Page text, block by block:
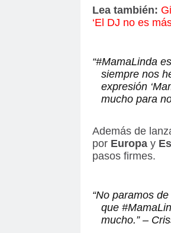
Lea también:
‘El DJ no es
“#MamaLinda
siempre nos
expresión
mucho para
Además de
por Europay
pasos firmes.
“No paramos
que
mucho.” –